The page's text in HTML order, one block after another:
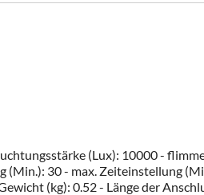
(Lux): 10000 -
(Min.): 30 - max. Zeiteinstellung
(kg): 0.52 - Länge der